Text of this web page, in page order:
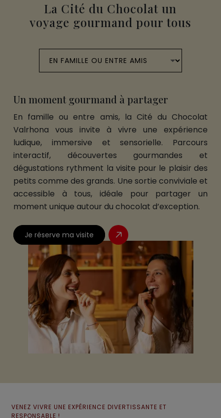
La Cité du Chocolat un
voyage gourmand pour tous
Un moment gourmand à partager
En famille ou entre amis, la Cité du Chocolat
Valrhona vous invite à vivre une expérience
ludique, immersive et sensorielle. Parcours
interactif, découvertes gourmandes et
dégustations rythment la visite pour le plaisir des
petits comme des grands. Une sortie conviviale et
accessible à tous, idéale pour partager un
moment unique autour du chocolat d’exception.
Je réserve ma visite
VENEZ VIVRE UNE EXPÉRIENCE DIVERTISSANTE ET
RESPONSABLE !